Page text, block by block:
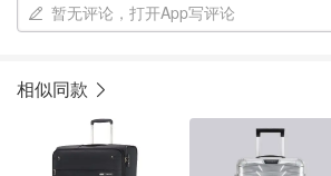
暂无评论，打开App写评论
相似同款